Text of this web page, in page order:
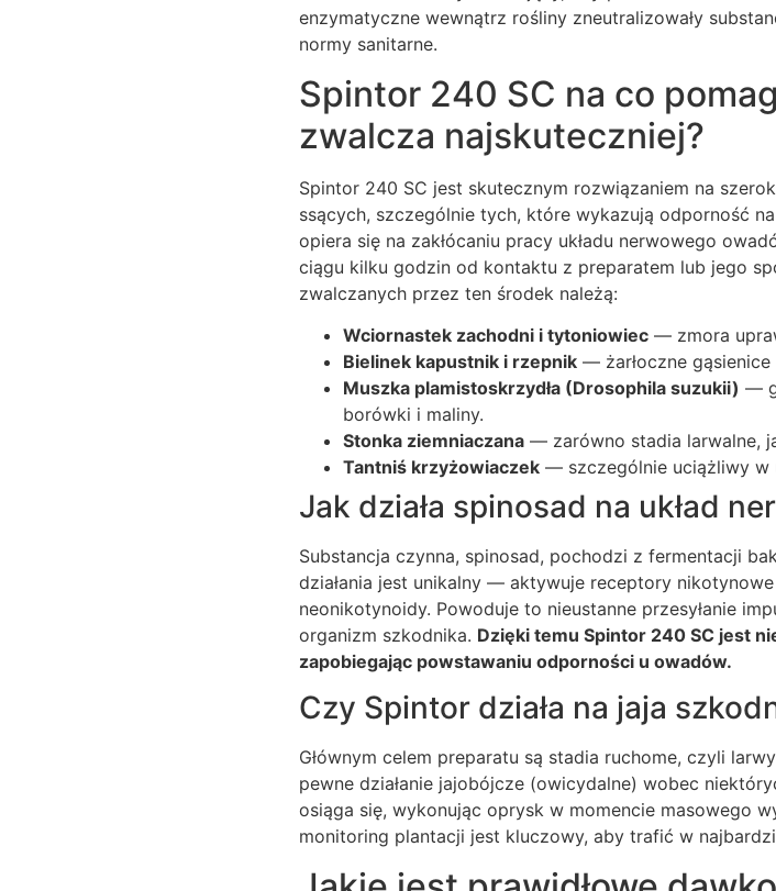
enzymatyczne wewnątrz rośliny zneutralizowały
normy sanitarne.
Spintor 240 SC na co
zwalcza najskuteczniej?
Spintor 240 SC jest skutecznym rozwiązaniem na
ssących, szczególnie tych, które wykazują odporność
opiera się na zakłócaniu pracy układu nerwowego
ciągu kilku godzin od kontaktu z preparatem lub jego
zwalczanych przez ten środek należą:
Wciornastek zachodni i tytoniowiec — zmora
Bielinek kapustnik i rzepnik — żarłoczne
Muszka plamistoskrzydła (Drosophila suzukii) —
borówki i maliny.
Stonka ziemniaczana — zarówno stadia larwalne,
Tantniś krzyżowiaczek — szczególnie uciążliwy w
Jak działa spinosad na układ
Substancja czynna, spinosad, pochodzi z fermentacji
działania jest unikalny — aktywuje receptory
neonikotynoidy. Powoduje to nieustanne przesyłanie
organizm szkodnika. Dzięki temu Spintor 240 SC jest
zapobiegając powstawaniu odporności u owadów.
Czy Spintor działa na jaja
Głównym celem preparatu są stadia ruchome, czyli
pewne działanie jajobójcze (owicydalne) wobec
osiąga się, wykonując oprysk w momencie masowego
monitoring plantacji jest kluczowy, aby trafić w